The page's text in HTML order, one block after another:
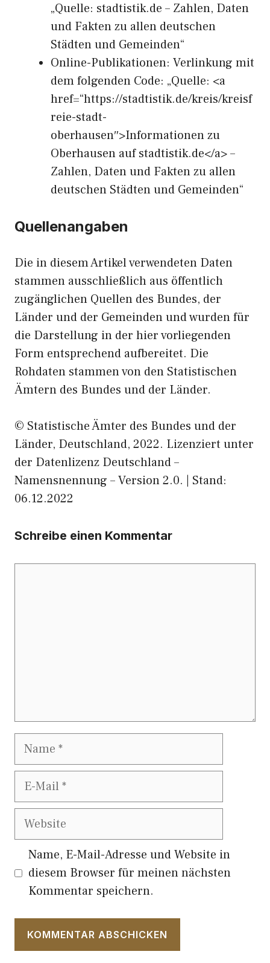
„Quelle: stadtistik.de – Zahlen, Daten
und Fakten zu allen deutschen
Städten und Gemeinden“
Online-Publikationen: Verlinkung mit
dem folgenden Code: „Quelle: <a
href=“https://stadtistik.de/kreis/kreisf
reie-stadt-
oberhausen″>Informationen zu
Oberhausen auf stadtistik.de</a> –
Zahlen, Daten und Fakten zu allen
deutschen Städten und Gemeinden“
Quellenangaben
Die in diesem Artikel verwendeten Daten
stammen ausschließlich aus öffentlich
zugänglichen Quellen des Bundes, der
Länder und der Gemeinden und wurden für
die Darstellung in der hier vorliegenden
Form entsprechend aufbereitet. Die
Rohdaten stammen von den Statistischen
Ämtern des Bundes und der Länder.
© Statistische Ämter des Bundes und der
Länder, Deutschland, 2022. Lizenziert unter
der Datenlizenz Deutschland –
Namensnennung – Version 2.0. | Stand:
06.12.2022
Schreibe einen Kommentar
Name
E-
Website
Name, E-Mail-Adresse und Website in
diesem Browser für meinen nächsten
Kommentar speichern.